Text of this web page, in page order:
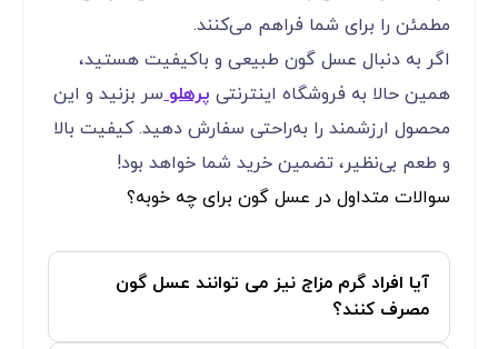
مطمئن را برای شما فراهم می‌کنند.
اگر به دنبال عسل گون طبیعی و باکیفیت هستید،
همین حالا به فروشگاه اینترنتی پرهلوسر بزنید و این
محصول ارزشمند را به‌راحتی سفارش دهید. کیفیت بالا
و طعم بی‌نظیر، تضمین خرید شما خواهد بود!
سوالات متداول در عسل گون برای چه خوبه؟
آیا افراد گرم مزاج نیز می توانند عسل گون
مصرف کنند؟